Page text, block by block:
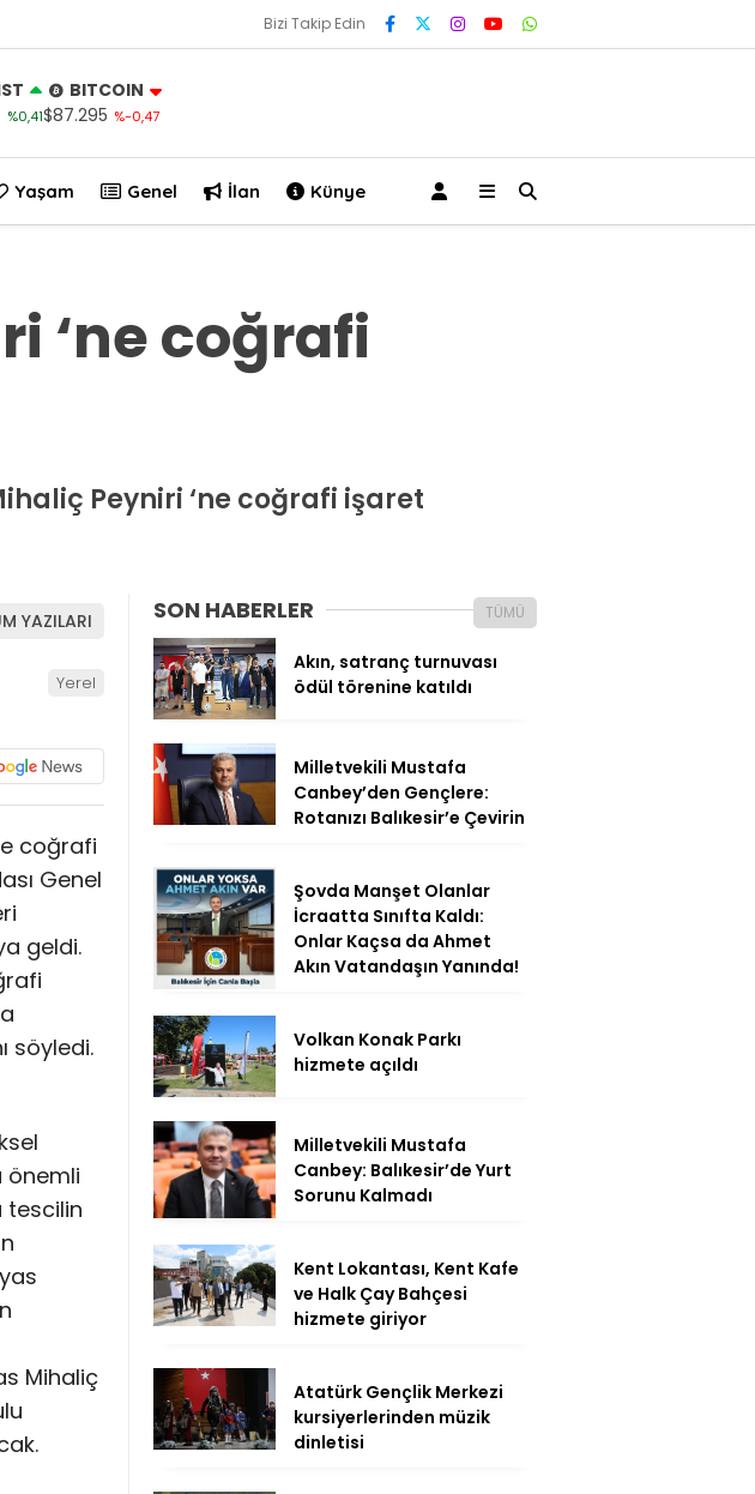
Bizi Takip Edin
%0,41
BITCOIN
$87.295 %-0,47
Yaşam Genel İlan Künye
‘ne coğrafi
Peyniri ‘ne coğrafi işaret
YAZILARI
Yerel
coğrafi
Genel
geldi.
söyledi.
önemli
tescilin
Mihaliç
SON HABERLER TÜMÜ
Akın, satranç turnuvası
ödül törenine katıldı
Milletvekili Mustafa
Canbey’den Gençlere:
Rotanızı Balıkesir’e Çevirin
Şovda Manşet Olanlar
İcraatta Sınıfta Kaldı:
Onlar Kaçsa da Ahmet
Akın Vatandaşın Yanında!
Volkan Konak Parkı
hizmete açıldı
Milletvekili Mustafa
Canbey: Balıkesir’de Yurt
Sorunu Kalmadı
Kent Lokantası, Kent Kafe
ve Halk Çay Bahçesi
hizmete giriyor
Atatürk Gençlik Merkezi
kursiyerlerinden müzik
dinletisi